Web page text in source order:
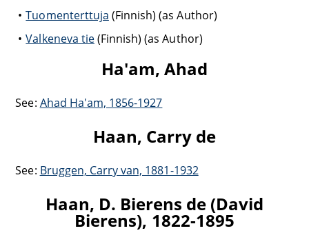
Tuomenterttuja (Finnish) (as Author)
Valkeneva tie(Finnish) (as Author)
Ha'am, Ahad
See: Ahad Ha'am, 1856-1927
Haan, Carry de
See: Bruggen, Carry van, 1881-1932
Haan, D. Bierens de (David
Bierens), 1822-1895